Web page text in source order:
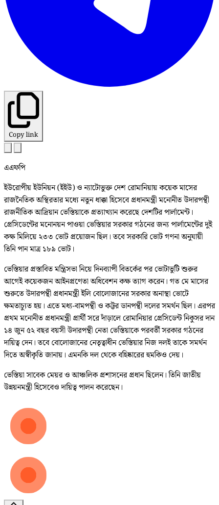
Copy link
এএফপি
ইউরোপীয় ইউনিয়ন (ইইউ) ও ন্যাটোভুক্ত দেশ রোমানিয়ায় কয়েক মাসের
রাজনৈতিক অস্থিরতার মধ্যে নতুন ধাক্কা হিসেবে প্রধানমন্ত্রী মনোনীত উদারপন্থী
রাজনীতিক আদ্রিয়ান ভেস্তিয়াকে প্রত্যাখ্যান করেছে দেশটির পার্লামেন্ট।
প্রেসিডেন্টের মনোনয়ন পাওয়া ভেস্তিয়ার সরকার গঠনের জন্য পার্লামেন্টের দুই
কক্ষ মিলিয়ে ২৩৩ ভোট প্রয়োজন ছিল। তবে সরকারি ভোট গণনা অনুযায়ী
তিনি পান মাত্র ১৮৯ ভোট।
ভেস্তিয়ার প্রস্তাবিত মন্ত্রিসভা নিয়ে দিনব্যাপী বিতর্কের পর ভোটাভুটি শুরুর
আগেই কয়েকজন আইনপ্রণেতা অধিবেশন কক্ষ ত্যাগ করেন। গত মে মাসের
শুরুতে উদারপন্থী প্রধানমন্ত্রী ইলি বোলোজানের সরকার অনাস্থা ভোটে
ক্ষমতাচ্যুত হয়। এতে মধ্য-বামপন্থী ও কট্টর ডানপন্থী দলের সমর্থন ছিল। এরপর
প্রথম মনোনীত প্রধানমন্ত্রী প্রার্থী সরে দাঁড়ালে রোমানিয়ার প্রেসিডেন্ট নিকুসর দান
১৪ জুন ৫২ বছর বয়সী উদারপন্থী নেতা ভেস্তিয়াকে পরবর্তী সরকার গঠনের
দায়িত্ব দেন। তবে বোলোজানের নেতৃত্বাধীন ভেস্তিয়ার নিজ দলই তাকে সমর্থন
দিতে অস্বীকৃতি জানায়। এমনকি দল থেকে বহিষ্কারের হুমকিও দেয়।
ভেস্তিয়া সাবেক মেয়র ও আঞ্চলিক প্রশাসনের প্রধান ছিলেন। তিনি জাতীয়
উন্নয়নমন্ত্রী হিসেবেও দায়িত্ব পালন করেছেন।